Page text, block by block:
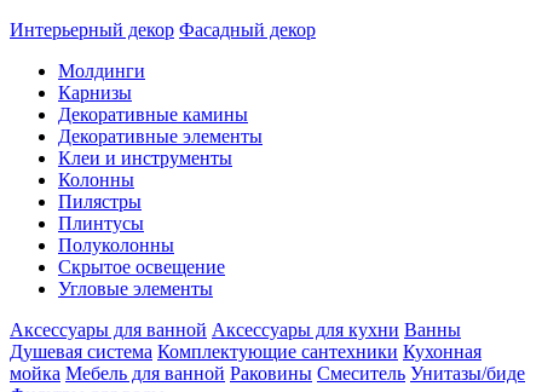
Интерьерный декор Фасадный декор
Молдинги
Карнизы
Декоративные камины
Декоративные элементы
Клеи и инструменты
Колонны
Пилястры
Плинтусы
Полуколонны
Скрытое освещение
Угловые элементы
Аксессуары для ванной Аксессуары для кухни Ванны
Душевая система Комплектующие сантехники Кухонная
мойка Мебель для ванной Раковины Смеситель Унитазы/биде